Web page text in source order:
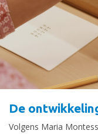
De
Volgens Maria